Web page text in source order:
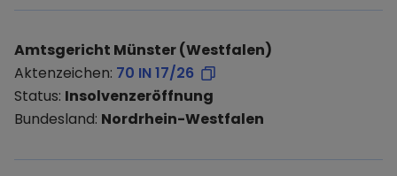
Amtsgericht Münster (Westfalen)
Aktenzeichen: 70 IN 17/26
Status: Insolvenzeröffnung
Bundesland: Nordrhein-Westfalen